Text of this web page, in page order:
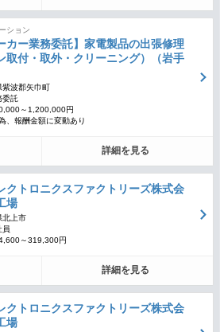
ション
カー業務委託】家電製品の出張修理
取付・取外・クリーニング）（岩手
紫波郡矢巾町
委託
～1,200,000円
、報酬金額に変動あり
詳細を見る
クトロニクスファクトリーズ株式会
場
北上市
員
～319,300円
詳細を見る
クトロニクスファクトリーズ株式会
場